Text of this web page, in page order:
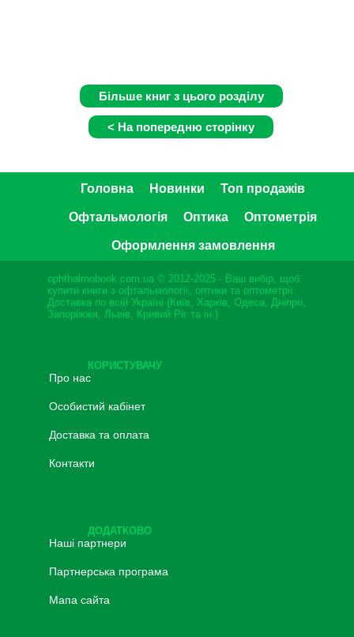
Головна Новинки Топ продажів
Офтальмологія Оптика Оптометрія
Оформлення замовлення
ophthalmobook.com.ua © 2012-2025 - Ваш вибір, щоб
купити книги з офтальмології, оптики та оптометрії.
Доставка по всій Україні (Київ, Харків, Одеса, Дніпро,
Запоріжжя, Львів, Кривий Ріг та ін.)
КОРИСТУВАЧУ
Про нас
Особистий кабінет
Доставка та оплата
Контакти
ДОДАТКОВО
Наші партнери
Партнерська програма
Мапа сайта